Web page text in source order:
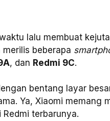
lalu membuat
beberapa
, dan Redmi 9C.
bentang layar
Ya, Xiaomi memang
terbarunya.